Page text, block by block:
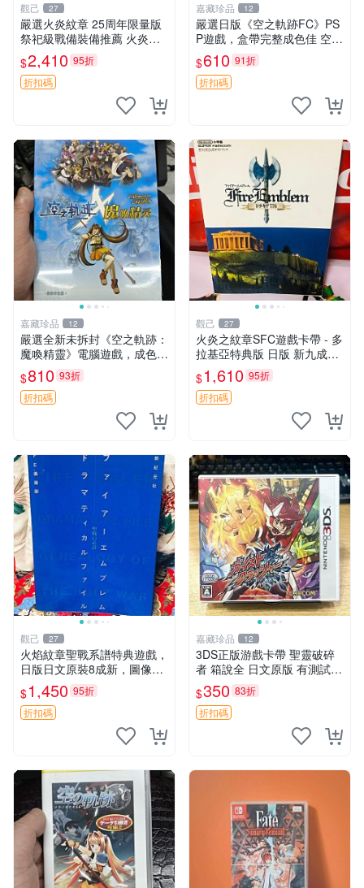
觀己 27
嚴選火炎紋章 25周年限量版
祭祀級戰備裝備推薦 火炎紋
章 創作原典 25周年限定收藏
火炎紋章 25週年記念 精華款
嚴選收藏品
$2,410 95折
折扣碼
嘉藏珍品 12
嚴選日版《空之軌跡FC》PS
P遊戲，盒帶完整成色佳 空之
軌跡 FC PSP 遊戲盒帶 游戯
王
$610 91折
折扣碼
嘉藏珍品 12
嚴選全新未拆封《空之軌跡：
魔喚精靈》電腦遊戲，成色優
異直送家門口。空之軌跡 電
腦游戲 魔呼精靈
$810 93折
折扣碼
觀己 27
火炎之紋章SFC遊戲卡帶 - 多
拉基亞特典版 日版 新九成二
手 直銷無修 火炎之紋章 776
多拉基亞 特典 直銷版 SFC
測試版
$1,610 95折
折扣碼
觀己 27
火焰紋章聖戰系譜特典遊戲，
日版日文原裝8成新，圖像清
晰無損。 火焰紋章 聲稱 國貿
版
$1,450 95折
折扣碼
嘉藏珍品 12
3DS正版游戲卡帶 聖靈破碎
者 箱說全 日文原版 有測試圖
可
$350 83折
折扣碼